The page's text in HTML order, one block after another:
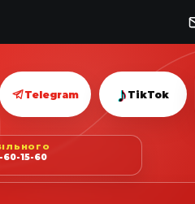
Telegram ♪ TikTok
15-60